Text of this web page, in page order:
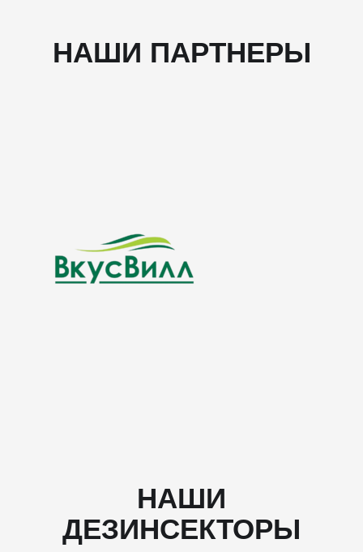
НАШИ ПАРТНЕРЫ
НАШИ
ДЕЗИНСЕКТОРЫ